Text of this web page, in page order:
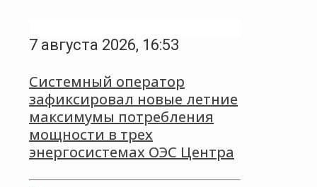
7 августа 2026, 16:53
Системный оператор
зафиксировал новые летние
максимумы потребления
мощности в трех
энергосистемах ОЭС Центра